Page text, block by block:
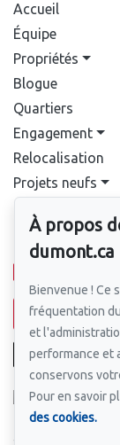
Accueil
Équipe
Propriétés
Blogue
Quartiers
Engagement
Relocalisation
Projets neufs
Pour nous
Écrivez-
Suivez-nous sur
À propos
dumont.ca
Bienvenue ! Ce
fréquentation
et
performance et
conservons
Pour en savoir
des cookies.